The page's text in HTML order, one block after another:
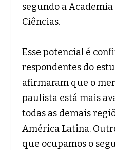
segundo a
Ciências.
Esse potencial é
respondentes do
afirmaram que o
paulista está mais
todas as demais
América Latina.
que ocupamos o